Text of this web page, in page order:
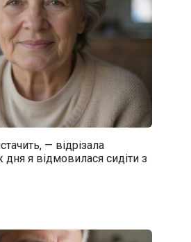
— відрізала
дня я відмовилася сидіти з